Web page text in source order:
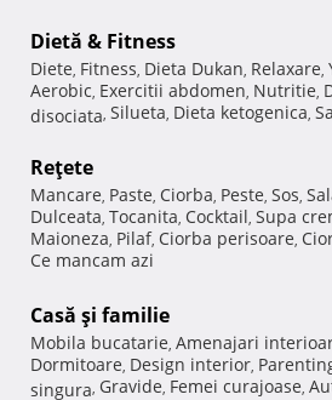
Dietă & Fitness
Diete, Fitness, Dieta Dukan, Relaxare,
Aerobic, Exercitii abdomen, Nutritie,
disociata, Silueta, Dieta ketogenica,
Reţete
Mancare, Paste, Ciorba, Peste, Sos,
Dulceata, Tocanita, Cocktail, Supa
Maioneza, Pilaf, Ciorba perisoare,
Ce mancam azi
Casă şi familie
Mobila bucatarie, Amenajari
Dormitoare, Design interior,
singura, Gravide, Femei curajoase,